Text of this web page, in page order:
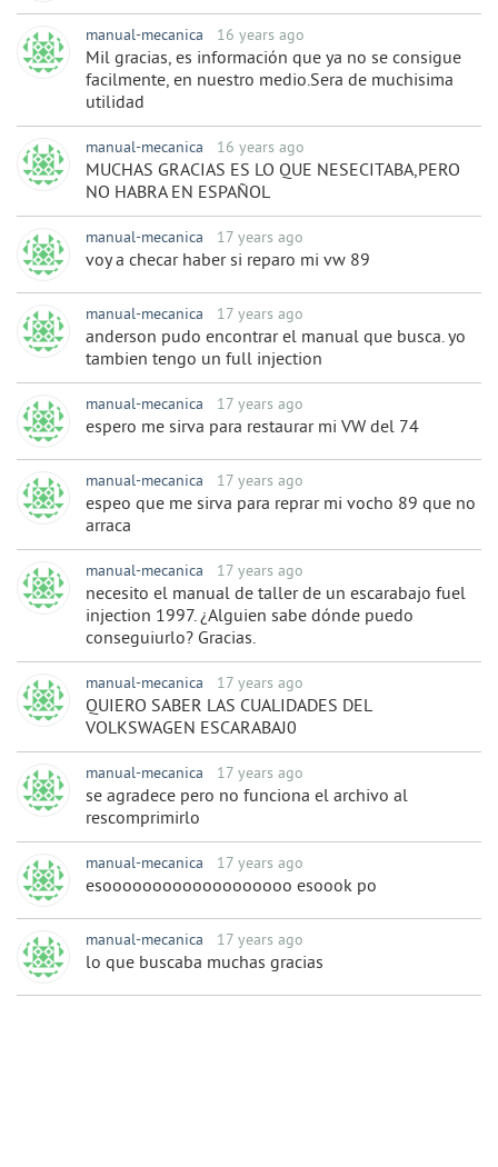
manual-mecanica 16 years ago
Mil gracias, es información que ya no se consigue
facilmente, en nuestro medio.Sera de muchisima
utilidad
manual-mecanica 16 years ago
MUCHAS GRACIAS ES LO QUE NESECITABA,PERO
NO HABRA EN ESPAÑOL
manual-mecanica 17 years ago
voy a checar haber si reparo mi vw 89
manual-mecanica 17 years ago
anderson pudo encontrar el manual que busca. yo
tambien tengo un full injection
manual-mecanica 17 years ago
espero me sirva para restaurar mi VW del 74
manual-mecanica 17 years ago
espeo que me sirva para reprar mi vocho 89 que no
arraca
manual-mecanica 17 years ago
necesito el manual de taller de un escarabajo fuel
injection 1997. ¿Alguien sabe dónde puedo
conseguiurlo? Gracias.
manual-mecanica 17 years ago
QUIERO SABER LAS CUALIDADES DEL
VOLKSWAGEN ESCARABAJ0
manual-mecanica 17 years ago
se agradece pero no funciona el archivo al
rescomprimirlo
manual-mecanica 17 years ago
esooooooooooooooooooo esoook po
manual-mecanica 17 years ago
lo que buscaba muchas gracias